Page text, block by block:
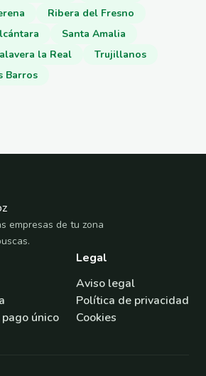
Ribera del Fresno
Santa Amalia
la Real
Trujillanos
Barros
empresas de tu zona
único
Legal
Aviso legal
Política de privacidad
Cookies